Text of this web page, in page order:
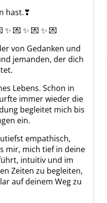
Michael
hast.❣
✨ 💌 ✨ 💌 ✨ 💌
von Gedanken und
jemanden, der dich
Lebens. Schon in
immer wieder die
begleitet mich bis
ein.
empathisch,
mir, mich tief in deine
intuitiv und im
Zeiten zu begleiten,
auf deinem Weg zu